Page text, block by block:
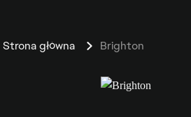
Strona główna Brighton